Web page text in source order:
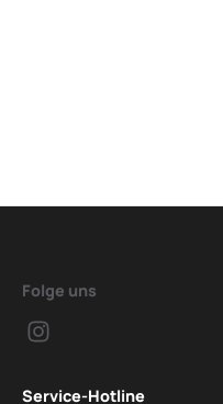
Folge uns
Service-Hotline